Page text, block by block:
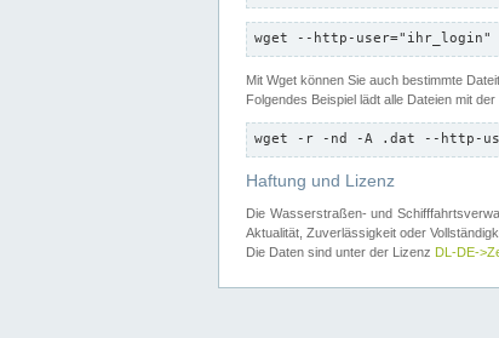
wget --http-user="ihr_login"
Mit Wget können Sie auch bestimmte
Folgendes Beispiel lädt alle Dateien mit
wget -r -nd -A .dat --http-
Haftung und Lizenz
Die Wasserstraßen- und
Aktualität, Zuverlässigkeit oder
Die Daten sind unter der Lizenz DL-DE-